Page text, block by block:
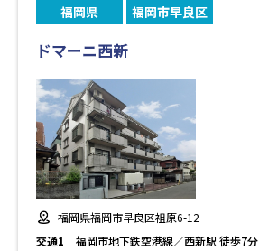
福岡県 福岡市早良区
ドマーニ西新
福岡県福岡市早良区祖原6-12
交通1
福岡市地下鉄空港線／西新駅 徒歩7分